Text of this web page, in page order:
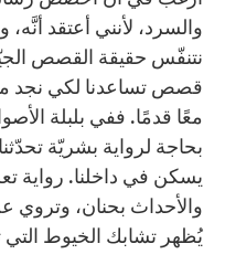
والسرد، لأنني أعتقد
نتنفّس حقيقة القصص
قصص تساعدنا لكي نجد
معًا قدمًا. ففي بلبلة
بحاجة لرواية بشريّة
يسكن في داخلنا. رواية
والأحداث بحنان، وتروي
يُظهر تشابك الخيوط التي